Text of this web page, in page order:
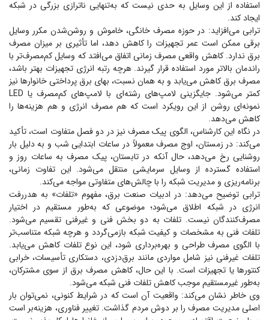
استفاده از این وسایل به حدی نیست که به‌تنهایی ناترازی بزرگی در شبکه
ایجاد کند.
ترابی می‌افزاید: در حوزه مصرف خانگی، خاموش و روشن‌شدن مکرر وسایل
برقی ممکن است عمر تجهیزات را کاهش دهد، اما تأثیری بر میزان مصرف
برق ندارد. کاهش واقعی مصرف زمانی اتفاق می‌افتد که وسایل کم‌مصرف‌تر با
راندمان بالاتر مورد استفاده قرار گیرند. هرچه رتبه انرژی تجهیزات بهتر باشد،
مصرف برق کاهش می‌یابد و به همان نسبت، بهای برق پرداختی خانوار‌ها نیز
کمتر می‌شود. جایگزینی لامپ‌های رشته‌ای با لامپ‌های کم‌مصرف یا LED
نمونه‌ای روشن از این رویکرد است که هم مصرف انرژی و هم هزینه‌ها را
کاهش می‌دهد.
در نگاه این کارشناس، الگوی پیک مصرف نیز در دو فصل متفاوت است، تأکید
می‌کند: در زمستان، اوج مصرف معمولاً در ساعات ابتدایی شب و به دلیل بار
روشنایی رخ می‌دهد، حال آنکه در تابستان، پیک مصرف به ساعات روز و
استفاده گسترده از وسایل سرمایشی منتقل می‌شود. این تفاوت زمانی،
برنامه‌ریزی و مدیریت شبکه را با چالش‌های متفاوتی مواجه می‌کند.
ترابی توضیح می‌دهد: در ادبیات صنعت برق، مفهوم «تلفات» به هدررفت
انرژی در شبکه اطلاق می‌شود؛ موضوعی که به‌طور مستقیم در اختیار
مصرف‌کنندگان نیست. تلفات به دو بخش فنی و غیرفنی تقسیم می‌شود.
تلفات فنی به مشخصات و کیفیت شبکه بازمی‌گردد و هرچه شبکه متناسب‌تر
با الگوی مصرف طراحی و بهره‌برداری شود، این نوع تلفات کاهش می‌یابد.
تلفات غیرفنی نیز شامل مواردی مانند برق‌دزدی، دستکاری تأسیسات، خرابی
کنتور‌ها یا تجهیزات است. با این حال، کاهش مصرف برق از سوی مشترکان،
به‌طور غیرمستقیم موجب کاهش تلفات فنی شبکه می‌شود.
وی خاطر نشان می‌کند: واقعیت آن است که در شرایط کنونی، نمی‌توان بار
اصلی مدیریت مصرف را بر دوش مردم گذاشت. تغییر فناوری، هزینه‌بر است